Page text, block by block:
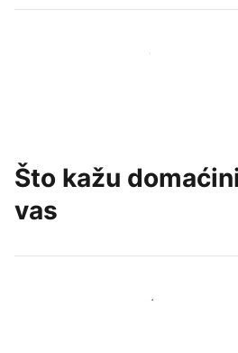
Doprite do novih gostiju već
Što kažu
vas
Pridružite se domaćinima